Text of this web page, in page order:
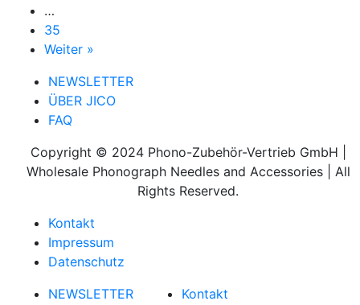
…
35
Weiter »
NEWSLETTER
ÜBER JICO
FAQ
Copyright © 2024 Phono-Zubehör-Vertrieb GmbH |
Wholesale Phonograph Needles and Accessories | All
Rights Reserved.
Kontakt
Impressum
Datenschutz
NEWSLETTER
Kontakt